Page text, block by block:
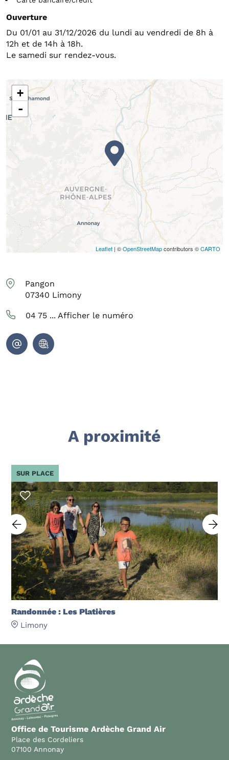
Ouverture
Du 01/01 au 31/12/2026 du lundi au vendredi de 8h à
12h et de 14h à 18h.
Le samedi sur rendez-vous.
+
-
Leaflet | ©OpenStreetMapcontributors ©CARTO
Pangon
07340 Limony
04 75 ... Afficher le numéro
A proximité
Randonnée : Les Platières
Limony
SUR PLACE
Office de Tourisme Ardèche Grand Air
Place des Cordeliers
07100 Annonay